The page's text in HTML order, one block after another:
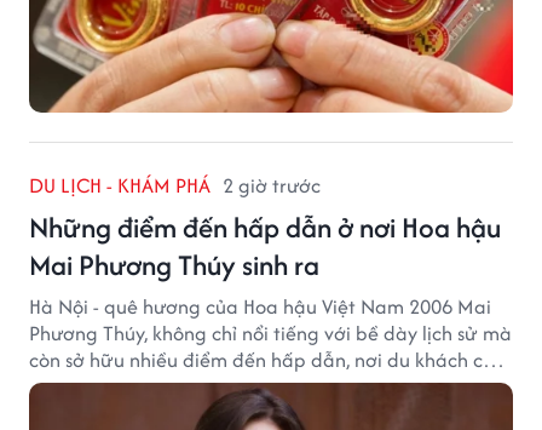
DU LỊCH - KHÁM PHÁ 2 giờ trước
Những điểm đến hấp dẫn ở nơi Hoa hậu
Mai Phương Thúy sinh ra
Hà Nội - quê hương của Hoa hậu Việt Nam 2006 Mai
Phương Thúy, không chỉ nổi tiếng với bề dày lịch sử mà
còn sở hữu nhiều điểm đến hấp dẫn, nơi du khách có
thể cảm nhận trọn vẹn vẻ đẹp cổ kính xen lẫn nhịp
sống hiện đại của Thủ đô.